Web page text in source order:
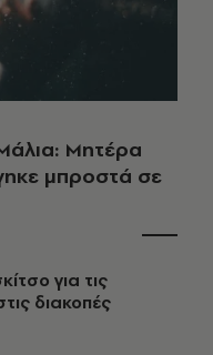
Μητέρα
μπροστά σε
για τις
διακοπές